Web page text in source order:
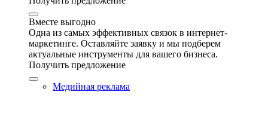
Вместе выгодно
Одна из самых эффективных связок в интернет-
маркетинге. Оставляйте заявку и мы подберем
актуальные инструменты для вашего бизнеса.
Получить предложение
Медийная реклама